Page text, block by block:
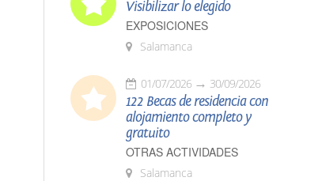
Visibilizar lo elegido
EXPOSICIONES
Salamanca
01/07/2026 30/09/2026
122 Becas de residencia con
alojamiento completo y
gratuito
OTRAS ACTIVIDADES
Salamanca